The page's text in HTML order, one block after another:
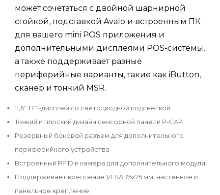
может сочетаться с двойной шарнирной
стойкой, подставкой Avalo и встроенным ПК
для вашего mini POS приложения и
дополнительными дисплеями POS-системы,
а также поддерживает разные
периферийные варианты, такие как iButton,
сканер и тонкий MSR.
11,6" TFT-дисплей со светодиодной подсветкой
Тонкий и плоский дизайн сенсорной панели P-CAP
Резервный боковой разъем для дополнительного
периферийного устройства
Встроенный RFID и камера для дополнительного модуля
Поддерживает крепление VESA 75x75 мм, настенное и
панельное крепление